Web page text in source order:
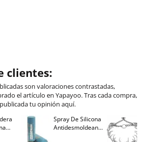
clientes:
son valoraciones contrastadas,
el artículo en Yapayoo. Tras cada compra,
tu opinión aquí.
Spray De Silicona
Antidesmoldeante